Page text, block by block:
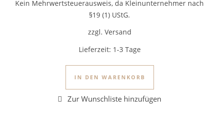
Kein Mehrwertsteuerausweis, da Kleinunternehmer nach
§19 (1) UStG.
zzgl. Versand
Lieferzeit: 1-3 Tage
IN DEN WARENKORB